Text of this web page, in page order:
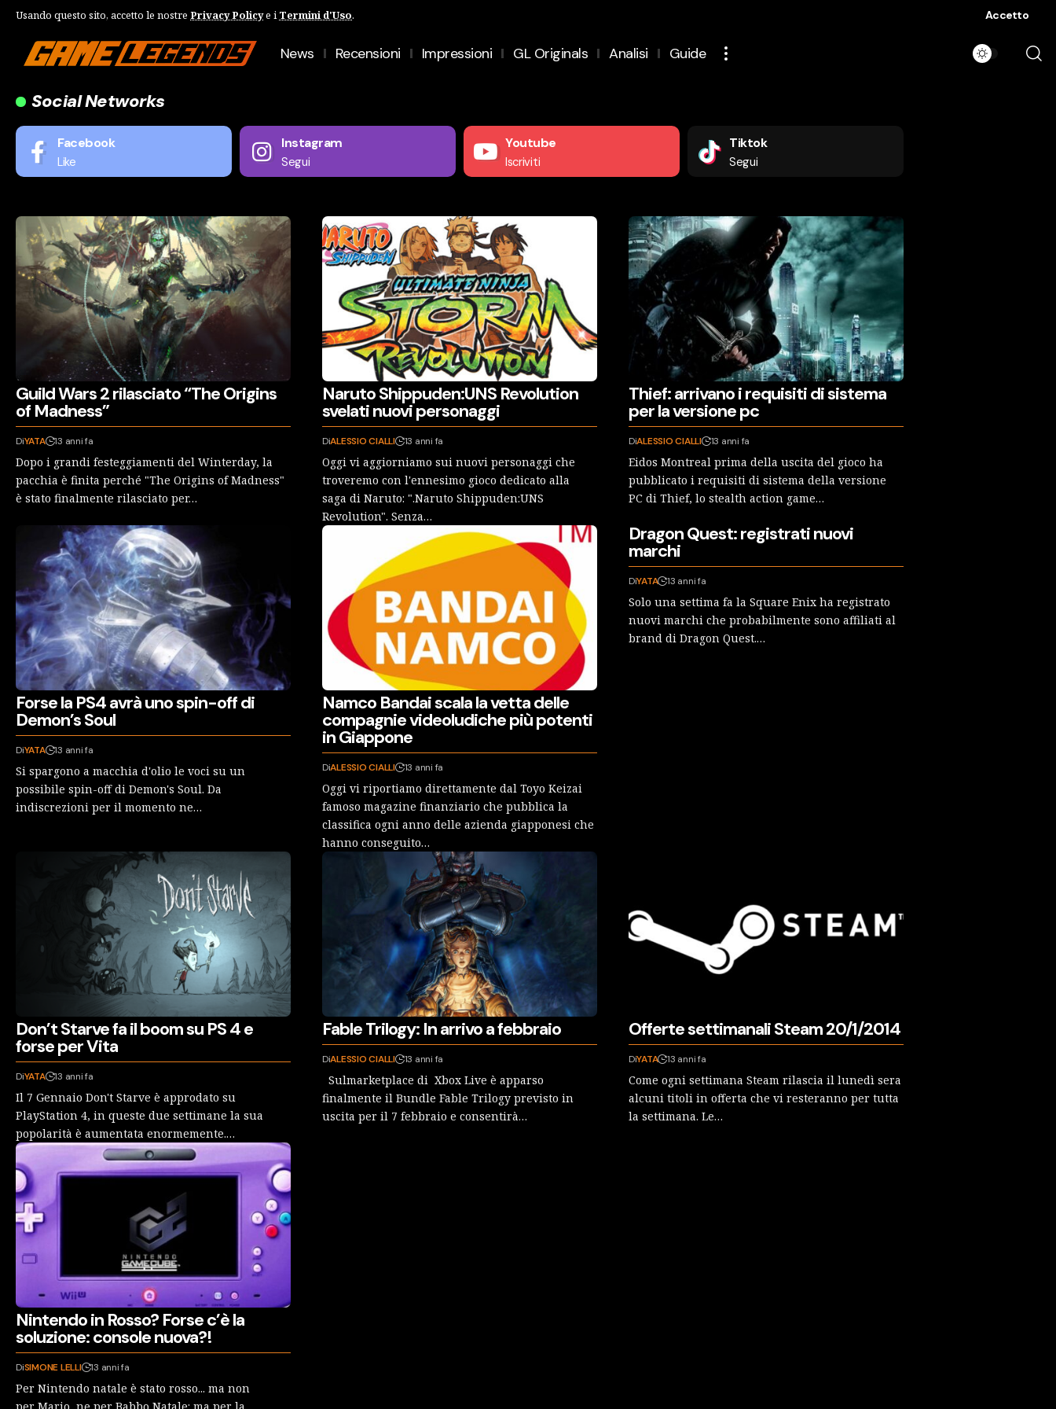
Usando questo sito, accetto le nostre Privacy Policye i Termini d'Uso. Accetto
News Recensioni Impressioni GL Originals Analisi Guide
Social Networks
Facebook
Like
Instagram
Segui
Youtube
Iscriviti
Tiktok
Segui
Guild Wars 2 rilasciato “The Origins
of Madness”
DiYATA 13 anni fa
Dopo i grandi festeggiamenti del Winterday, la
pacchia è finita perché "The Origins of Madness"
è stato finalmente rilasciato per…
Naruto Shippuden:UNS Revolution
svelati nuovi personaggi
DiALESSIO CIALLI 13 anni fa
Oggi vi aggiorniamo sui nuovi personaggi che
troveremo con l'ennesimo gioco dedicato alla
saga di Naruto: ".Naruto Shippuden:UNS
Revolution". Senza…
Thief: arrivano i requisiti di sistema
per la versione pc
DiALESSIO CIALLI 13 anni fa
Eidos Montreal prima della uscita del gioco ha
pubblicato i requisiti di sistema della versione
PC di Thief, lo stealth action game…
Forse la PS4 avrà uno spin-off di
Demon’s Soul
DiYATA 13 anni fa
Si spargono a macchia d'olio le voci su un
possibile spin-off di Demon's Soul. Da
indiscrezioni per il momento ne…
Namco Bandai scala la vetta delle
compagnie videoludiche più potenti
in Giappone
DiALESSIO CIALLI 13 anni fa
Oggi vi riportiamo direttamente dal Toyo Keizai
famoso magazine finanziario che pubblica la
classifica ogni anno delle azienda giapponesi che
hanno conseguito…
Dragon Quest: registrati nuovi
marchi
DiYATA 13 anni fa
Solo una settima fa la Square Enix ha registrato
nuovi marchi che probabilmente sono affiliati al
brand di Dragon Quest.…
Don’t Starve fa il boom su PS 4 e
forse per Vita
DiYATA 13 anni fa
Il 7 Gennaio Don't Starve è approdato su
PlayStation 4, in queste due settimane la sua
popolarità è aumentata enormemente.…
Fable Trilogy: In arrivo a febbraio
DiALESSIO CIALLI 13 anni fa
Sulmarketplace di Xbox Live è apparso
finalmente il Bundle Fable Trilogy previsto in
uscita per il 7 febbraio e consentirà…
Offerte settimanali Steam 20/1/2014
DiYATA 13 anni fa
Come ogni settimana Steam rilascia il lunedì sera
alcuni titoli in offerta che vi resteranno per tutta
la settimana. Le…
Nintendo in Rosso? Forse c’è la
soluzione: console nuova?!
DiSIMONE LELLI 13 anni fa
Per Nintendo natale è stato rosso... ma non